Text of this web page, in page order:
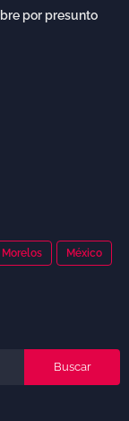
por presunto
Morelos México